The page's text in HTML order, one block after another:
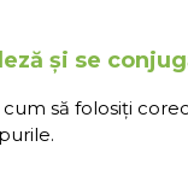
și se
să folosiți